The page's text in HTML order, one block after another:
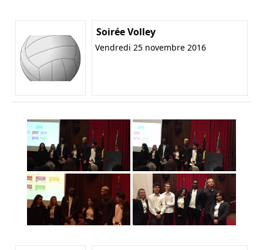
Soirée Volley
Vendredi 25 novembre 2016